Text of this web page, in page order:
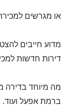
או מגרשים
מדוע חייבים
דירות חדשות
מה מיוחד בדירה
ברמת אפעל ועוד.